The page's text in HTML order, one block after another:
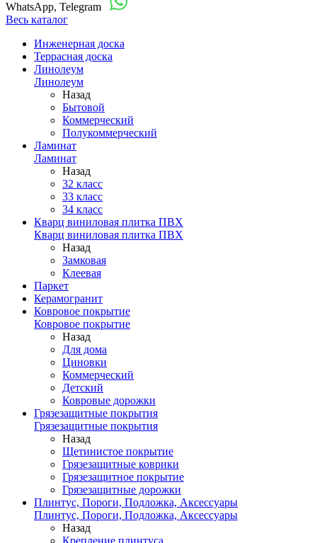
WhatsApp, Telegram
Весь каталог
Инженерная доска
Террасная доска
Линолеум
Линолеум
Назад
Бытовой
Коммерческий
Полукоммерческий
Ламинат
Ламинат
Назад
32 класс
33 класс
34 класс
Кварц виниловая плитка ПВХ
Кварц виниловая плитка ПВХ
Назад
Замковая
Клеевая
Паркет
Керамогранит
Ковровое покрытие
Ковровое покрытие
Назад
Для дома
Циновки
Коммерческий
Детский
Ковровые дорожки
Грязезащитные покрытия
Грязезащитные покрытия
Назад
Щетинистое покрытие
Грязезащитные коврики
Грязезащитное покрытие
Грязезащитные дорожки
Плинтус, Пороги, Подложка, Аксессуары
Плинтус, Пороги, Подложка, Аксессуары
Назад